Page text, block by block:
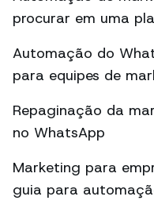
procurar em uma
Automação do
para equipes de
Repaginação da
no WhatsApp
Marketing para
guia para